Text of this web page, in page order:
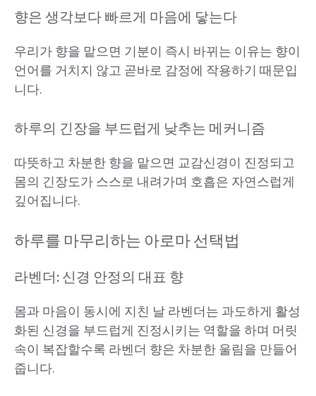
향은 생각보다 빠르게 마음에 닿는다
우리가 향을 맡으면 기분이 즉시 바뀌는 이유는 향이
언어를 거치지 않고 곧바로 감정에 작용하기 때문입
니다.
하루의 긴장을 부드럽게 낮추는 메커니즘
따뜻하고 차분한 향을 맡으면 교감신경이 진정되고
몸의 긴장도가 스스로 내려가며 호흡은 자연스럽게
깊어집니다.
하루를 마무리하는 아로마 선택법
라벤더: 신경 안정의 대표 향
몸과 마음이 동시에 지친 날 라벤더는 과도하게 활성
화된 신경을 부드럽게 진정시키는 역할을 하며 머릿
속이 복잡할수록 라벤더 향은 차분한 울림을 만들어
줍니다.